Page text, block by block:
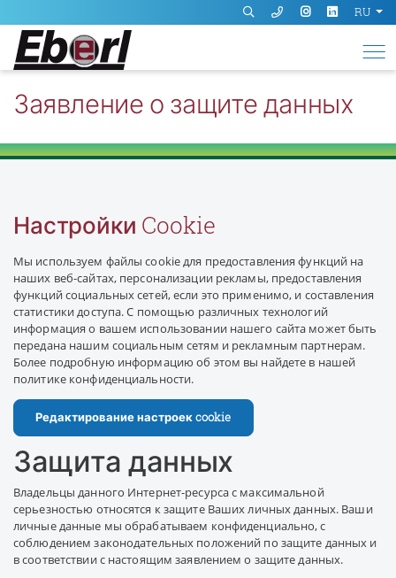
RU
Заявление о защите данных
Настройки Cookie
Мы используем файлы cookie для предоставления функций на
наших веб-сайтах, персонализации рекламы, предоставления
функций социальных сетей, если это применимо, и составления
статистики доступа. С помощью различных технологий
информация о вашем использовании нашего сайта может быть
передана нашим социальным сетям и рекламным партнерам.
Более подробную информацию об этом вы найдете в нашей
политике конфиденциальности.
Редактирование настроек cookie
Защита данных
Владельцы данного Интернет-ресурса с максимальной
серьезностью относятся к защите Ваших личных данных. Ваши
личные данные мы обрабатываем конфиденциально, с
соблюдением законодательных положений по защите данных и
в соответствии с настоящим заявлением о защите данных.